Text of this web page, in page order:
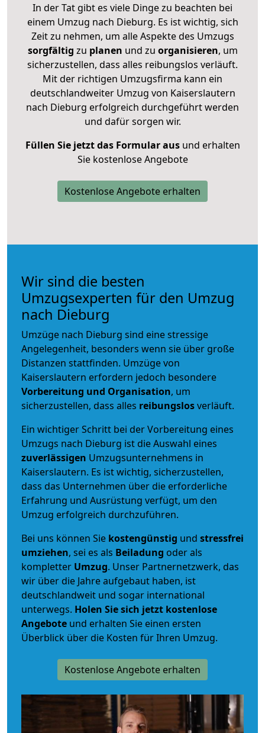
In der Tat gibt es viele Dinge zu beachten bei
einem Umzug nach Dieburg. Es ist wichtig, sich
Zeit zu nehmen, um alle Aspekte des Umzugs
sorgfältig zu planen und zu organisieren, um
sicherzustellen, dass alles reibungslos verläuft.
Mit der richtigen Umzugsfirma kann ein
deutschlandweiter Umzug von Kaiserslautern
nach Dieburg erfolgreich durchgeführt werden
und dafür sorgen wir.
Füllen Sie jetzt das Formular ausund erhalten
Sie kostenlose Angebote
Kostenlose Angebote erhalten
Wir sind die besten
Umzugsexperten für den Umzug
nach Dieburg
Umzüge nach Dieburg sind eine stressige
Angelegenheit, besonders wenn sie über große
Distanzen stattfinden. Umzüge von
Kaiserslautern erfordern jedoch besondere
Vorbereitung und Organisation, um
sicherzustellen, dass alles reibungslosverläuft.
Ein wichtiger Schritt bei der Vorbereitung eines
Umzugs nach Dieburg ist die Auswahl eines
zuverlässigen Umzugsunternehmens in
Kaiserslautern. Es ist wichtig, sicherzustellen,
dass das Unternehmen über die erforderliche
Erfahrung und Ausrüstung verfügt, um den
Umzug erfolgreich durchzuführen.
Bei uns können Sie kostengünstig und stressfrei
umziehen, sei es als Beiladung oder als
kompletter Umzug. Unser Partnernetzwerk, das
wir über die Jahre aufgebaut haben, ist
deutschlandweit und sogar international
unterwegs. Holen Sie sich jetzt kostenlose
Angebote und erhalten Sie einen ersten
Überblick über die Kosten für Ihren Umzug.
Kostenlose Angebote erhalten